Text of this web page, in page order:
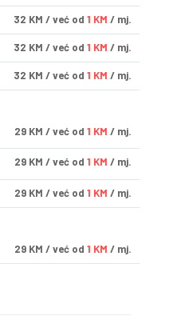
32 KM / već od 1 KM / mj.
32 KM / već od 1 KM / mj.
32 KM / već od 1 KM / mj.
29 KM / već od 1 KM / mj.
29 KM / već od 1 KM / mj.
29 KM / već od 1 KM / mj.
29 KM / već od 1 KM / mj.